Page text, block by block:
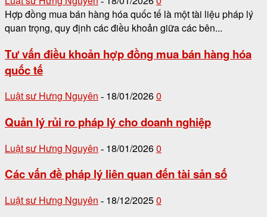
Hợp đồng mua bán hàng hóa quốc tế là một tài liệu pháp lý
quan trọng, quy định các điều khoản giữa các bên...
Tư vấn điều khoản hợp đồng mua bán hàng hóa
quốc tế
Luật sư Hưng Nguyên - 18/01/20260
Quản lý rủi ro pháp lý cho doanh nghiệp
Luật sư Hưng Nguyên - 18/01/20260
Các vấn đề pháp lý liên quan đến tài sản số
Luật sư Hưng Nguyên - 18/12/20250